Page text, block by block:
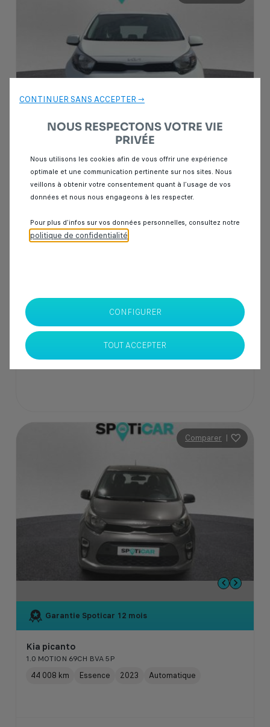
Garantie Spoticar12 mois
Kia picanto
80 000 km Essence 2023
SPOTICAR Italcar BOUSKOURA
Comparer |
Garantie Spoticar 12 mois
Kia picanto
1.0 MOTION 69CH BVA 5P
44 008 km Essence 2023 Automatique
CONTINUER SANS ACCEPTER →
NOUS RESPECTONS VOTRE VIE
PRIVÉE
Nous utilisons les cookies afin de vous offrir une expérience
optimale et une communication pertinente sur nos sites. Nous
veillons à obtenir votre consentement quant à l’usage de vos
données et nous nous engageons à les respecter.
Pour plus d’infos sur vos données personnelles, consultez notre
politique de confidentialité
CONFIGURER
TOUT ACCEPTER